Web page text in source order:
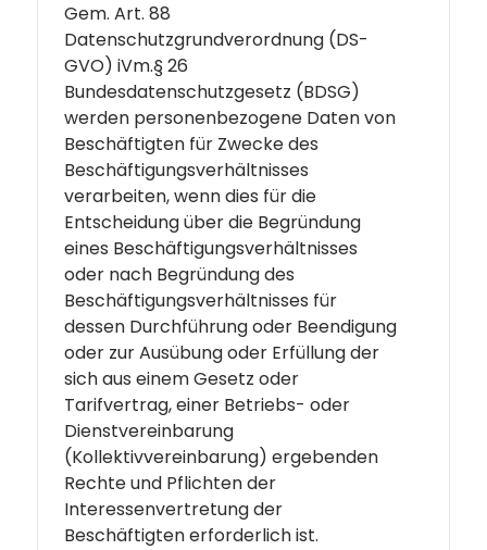
Gem. Art. 88
Datenschutzgrundverordnung (DS-
GVO) iVm.§ 26
Bundesdatenschutzgesetz (BDSG)
werden personenbezogene Daten von
Beschäftigten für Zwecke des
Beschäftigungsverhältnisses
verarbeiten, wenn dies für die
Entscheidung über die Begründung
eines Beschäftigungsverhältnisses
oder nach Begründung des
Beschäftigungsverhältnisses für
dessen Durchführung oder Beendigung
oder zur Ausübung oder Erfüllung der
sich aus einem Gesetz oder
Tarifvertrag, einer Betriebs- oder
Dienstvereinbarung
(Kollektivvereinbarung) ergebenden
Rechte und Pflichten der
Interessenvertretung der
Beschäftigten erforderlich ist.